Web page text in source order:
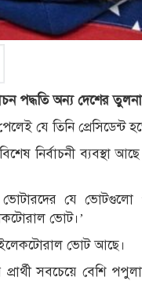
পদ্ধতি অন্য দেশের
যে তিনি প্রেসিডেন্ট
নির্বাচনী
ভোটারদের যে
ভোট।’
ইলেকটোরাল ভোট আছে।
প্রার্থী সবচেয়ে বেশি